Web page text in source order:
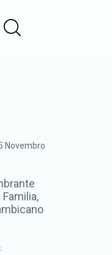
Novembro